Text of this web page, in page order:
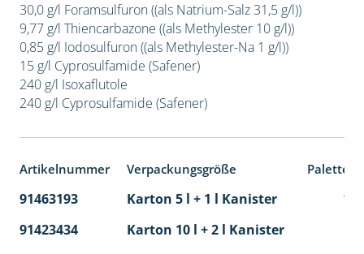
30,0 g/l Foramsulfuron ((als Natrium-Salz 31,5 g/l))
9,77 g/l Thiencarbazone ((als Methylester 10 g/l))
0,85 g/l Iodosulfuron ((als Methylester-Na 1 g/l))
15 g/l Cyprosulfamide (Safener)
240 g/l Isoxaflutole
240 g/l Cyprosulfamide (Safener)
Artikelnummer Verpackungsgröße
91463193 Karton 5 l + 1 l Kanister
115
91423434
Karton 10 l + 2 l Kanister